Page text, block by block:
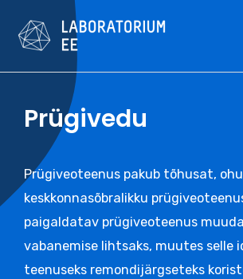
Prügivedu
Prügiveoteenus pakub tõhusat,
keskkonnasõbralikku
paigaldatav prügiveoteenus
vabanemise lihtsaks, muutes selle
teenuseks remondijärgseteks